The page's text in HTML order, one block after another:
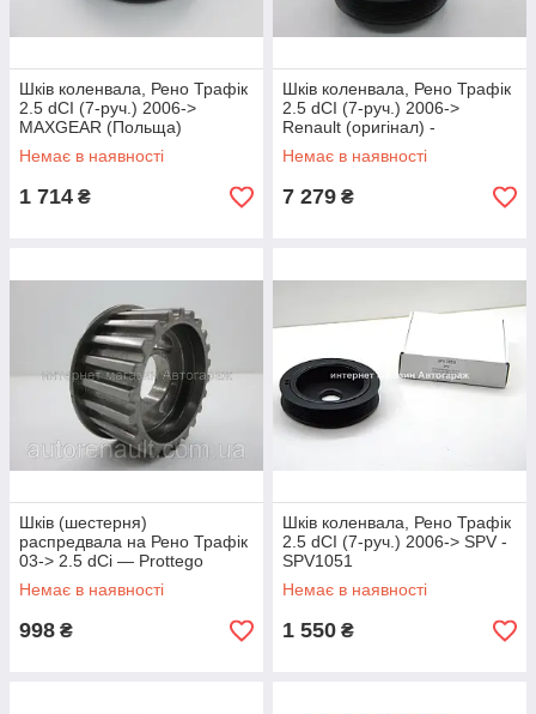
Шків коленвала, Рено Трафік
2.5 dCI (7-руч.) 2006->
MAXGEAR (Польща)
8200458171
Немає в наявності
1 714 ₴
Шків коленвала, Рено Трафік
2.5 dCI (7-руч.) 2006->
Renault (оригінал) -
8200802666
Немає в наявності
7 279 ₴
Шків (шестерня)
распредвала на Рено Трафік
03-> 2.5 dCi — Prottego
(Польща) - 96879J
Немає в наявності
998 ₴
Шків коленвала, Рено Трафік
2.5 dCI (7-руч.) 2006-> SPV -
SPV1051
Немає в наявності
1 550 ₴